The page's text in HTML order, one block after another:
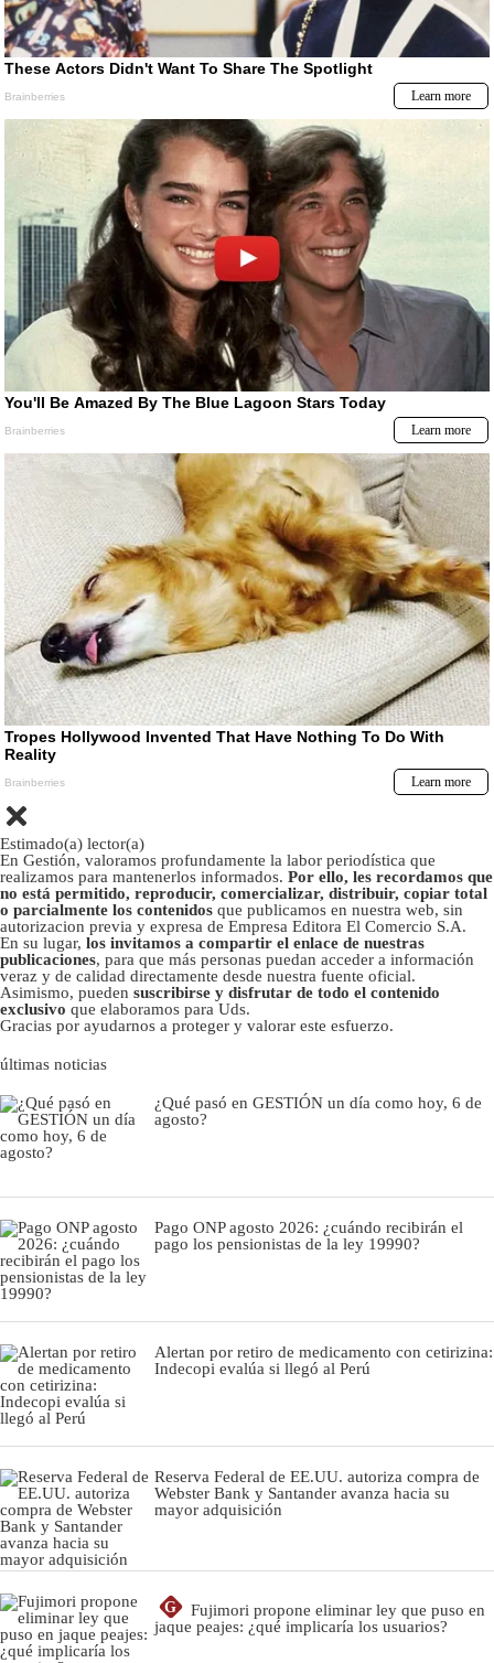
Estimado(a) lector(a)
En Gestión, valoramos profundamente la labor periodística que
realizamos para mantenerlos informados. Por ello, les recordamos que
no está permitido, reproducir, comercializar, distribuir, copiar total
o parcialmente los contenidos que publicamos en nuestra web, sin
autorizacion previa y expresa de Empresa Editora El Comercio S.A.
En su lugar, los invitamos a compartir el enlace de nuestras
publicaciones, para que más personas puedan acceder a información
veraz y de calidad directamente desde nuestra fuente oficial.
Asimismo, pueden suscribirse y disfrutar de todo el contenido
exclusivo que elaboramos para Uds.
Gracias por ayudarnos a proteger y valorar este esfuerzo.
últimas noticias
¿Qué pasó en GESTIÓN un día como hoy, 6 de
agosto?
Pago ONP agosto 2026: ¿cuándo recibirán el
pago los pensionistas de la ley 19990?
Alertan por retiro de medicamento con cetirizina:
Indecopi evalúa si llegó al Perú
Reserva Federal de EE.UU. autoriza compra de
Webster Bank y Santander avanza hacia su
mayor adquisición
G
Fujimori propone eliminar ley que puso en
jaque peajes: ¿qué implicaría los usuarios?